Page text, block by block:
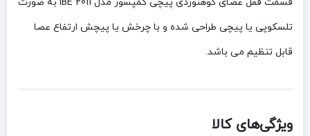
قسمت قفل عصای کوهنوردی پیچی کمپسور مدل IBE 2011 به صورت
تلسکوپی یا پیچی طراحی شده و با چرخش یا پیچش ارتفاع عصا
قابل تنظیم می باشد.
ویژگی‌های کالا